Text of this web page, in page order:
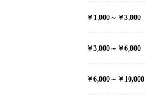
￥1,000～￥3,000
￥3,000～￥6,000
￥6,000～￥10,000